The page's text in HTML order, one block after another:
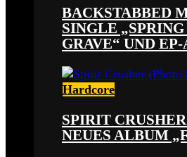
BACKSTABBED
SINGLE
GRAVE“ UND
Hardcore
SPIRIT
NEUES ALBUM